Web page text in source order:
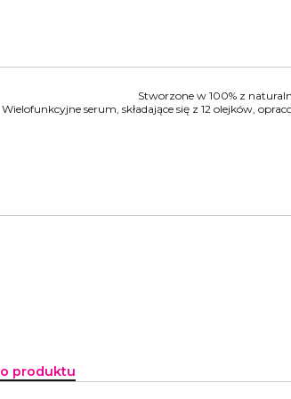
Stworzone w 100% z
Wielofunkcyjne serum, składające się z 12 olejków,
produktu